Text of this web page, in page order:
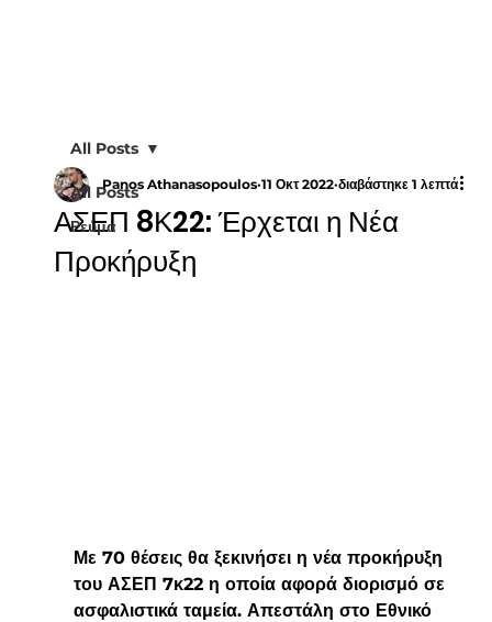
All Posts
Ρεύμα
All Posts
ΑΣΕΠ 8Κ22: Έρχεται η Νέα
Προκήρυξη
Panos Athanasopoulos 11 Οκτ 2022 διαβάστηκε 1 λεπτά
Με 70 θέσεις θα ξεκινήσει η νέα προκήρυξη
του ΑΣΕΠ 7κ22 η οποία αφορά διορισμό σε
ασφαλιστικά ταμεία. Απεστάλη στο Εθνικό